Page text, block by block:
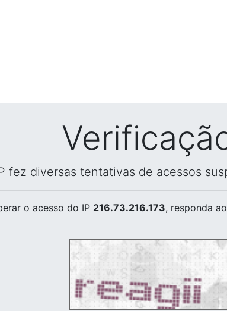
fez diversas tentativas de acessos
o acesso do IP 216.73.216.173, responda